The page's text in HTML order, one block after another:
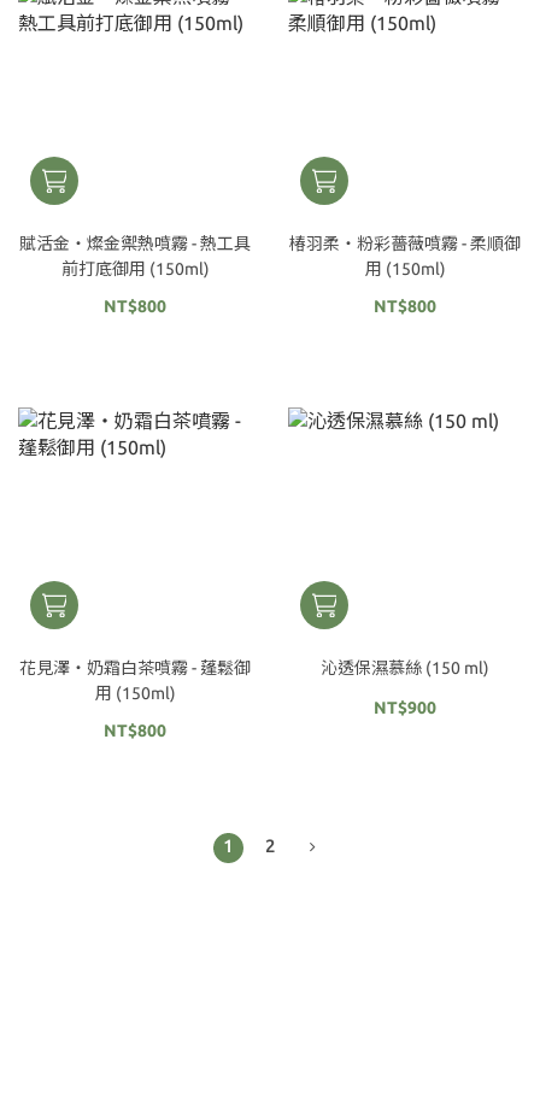
賦活金‧燦金禦熱噴霧 - 熱工具
前打底御用 (150ml)
NT$800
椿羽柔‧粉彩薔薇噴霧 - 柔順御
用 (150ml)
NT$800
花見澤‧奶霜白茶噴霧 - 蓬鬆御
用 (150ml)
NT$800
沁透保濕慕絲 (150 ml)
NT$900
1 2